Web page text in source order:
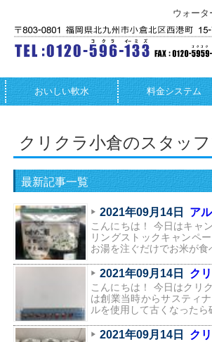
ウォータ
おいしい軟水 料金システム
クリクラ小倉のスタッ
最新記事一覧
2021年09月14日 ア
こんにちは！ 今日はキャ
リングストックキャンペ
お湯を注ぐだけでお米が
2021年09月14日 ク
こんにちは！ 今日はクリ
は創業当時からサスティ
ルを使用して古くなった
2021年09月14日 ク